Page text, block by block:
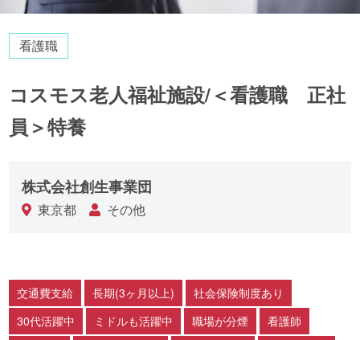
看護職
コスモス老人福祉施設/＜看護職 正社
員＞特養
株式会社創生事業団
東京都 その他
交通費支給 長期(3ヶ月以上)
社会保険制度あり
30代活躍中
ミドルも活躍中 職場が分煙
看護師